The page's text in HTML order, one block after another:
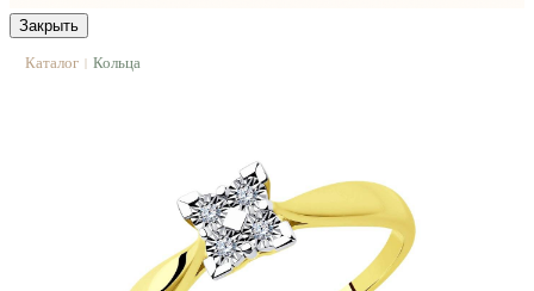
Закрыть
Каталог | Кольца